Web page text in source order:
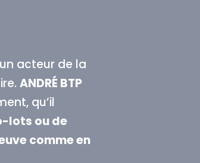
acteur de la
ANDRÉ BTP
qu’il
lots ou de
comme en